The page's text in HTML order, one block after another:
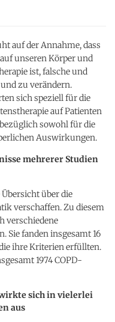
auf der Annahme, dass
unseren Körper und
ist, falsche und
zu verändern.
sich speziell für die
auf Patienten
sowohl für die
Auswirkungen.
mehrerer Studien
über die
verschaffen. Zu diesem
verschiedene
Sie fanden insgesamt 16
ihre Kriterien erfüllten.
1974 COPD-
sich in vielerlei
aus